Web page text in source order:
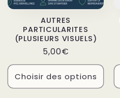
AUTRES
PARTICULARITES
(PLUSIEURS VISUELS)
Prix
habituel
5,00€
Choisir des options